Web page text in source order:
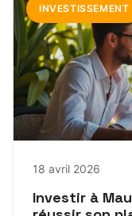
INVESTISSEMENT
18 avril 2026
Investir à